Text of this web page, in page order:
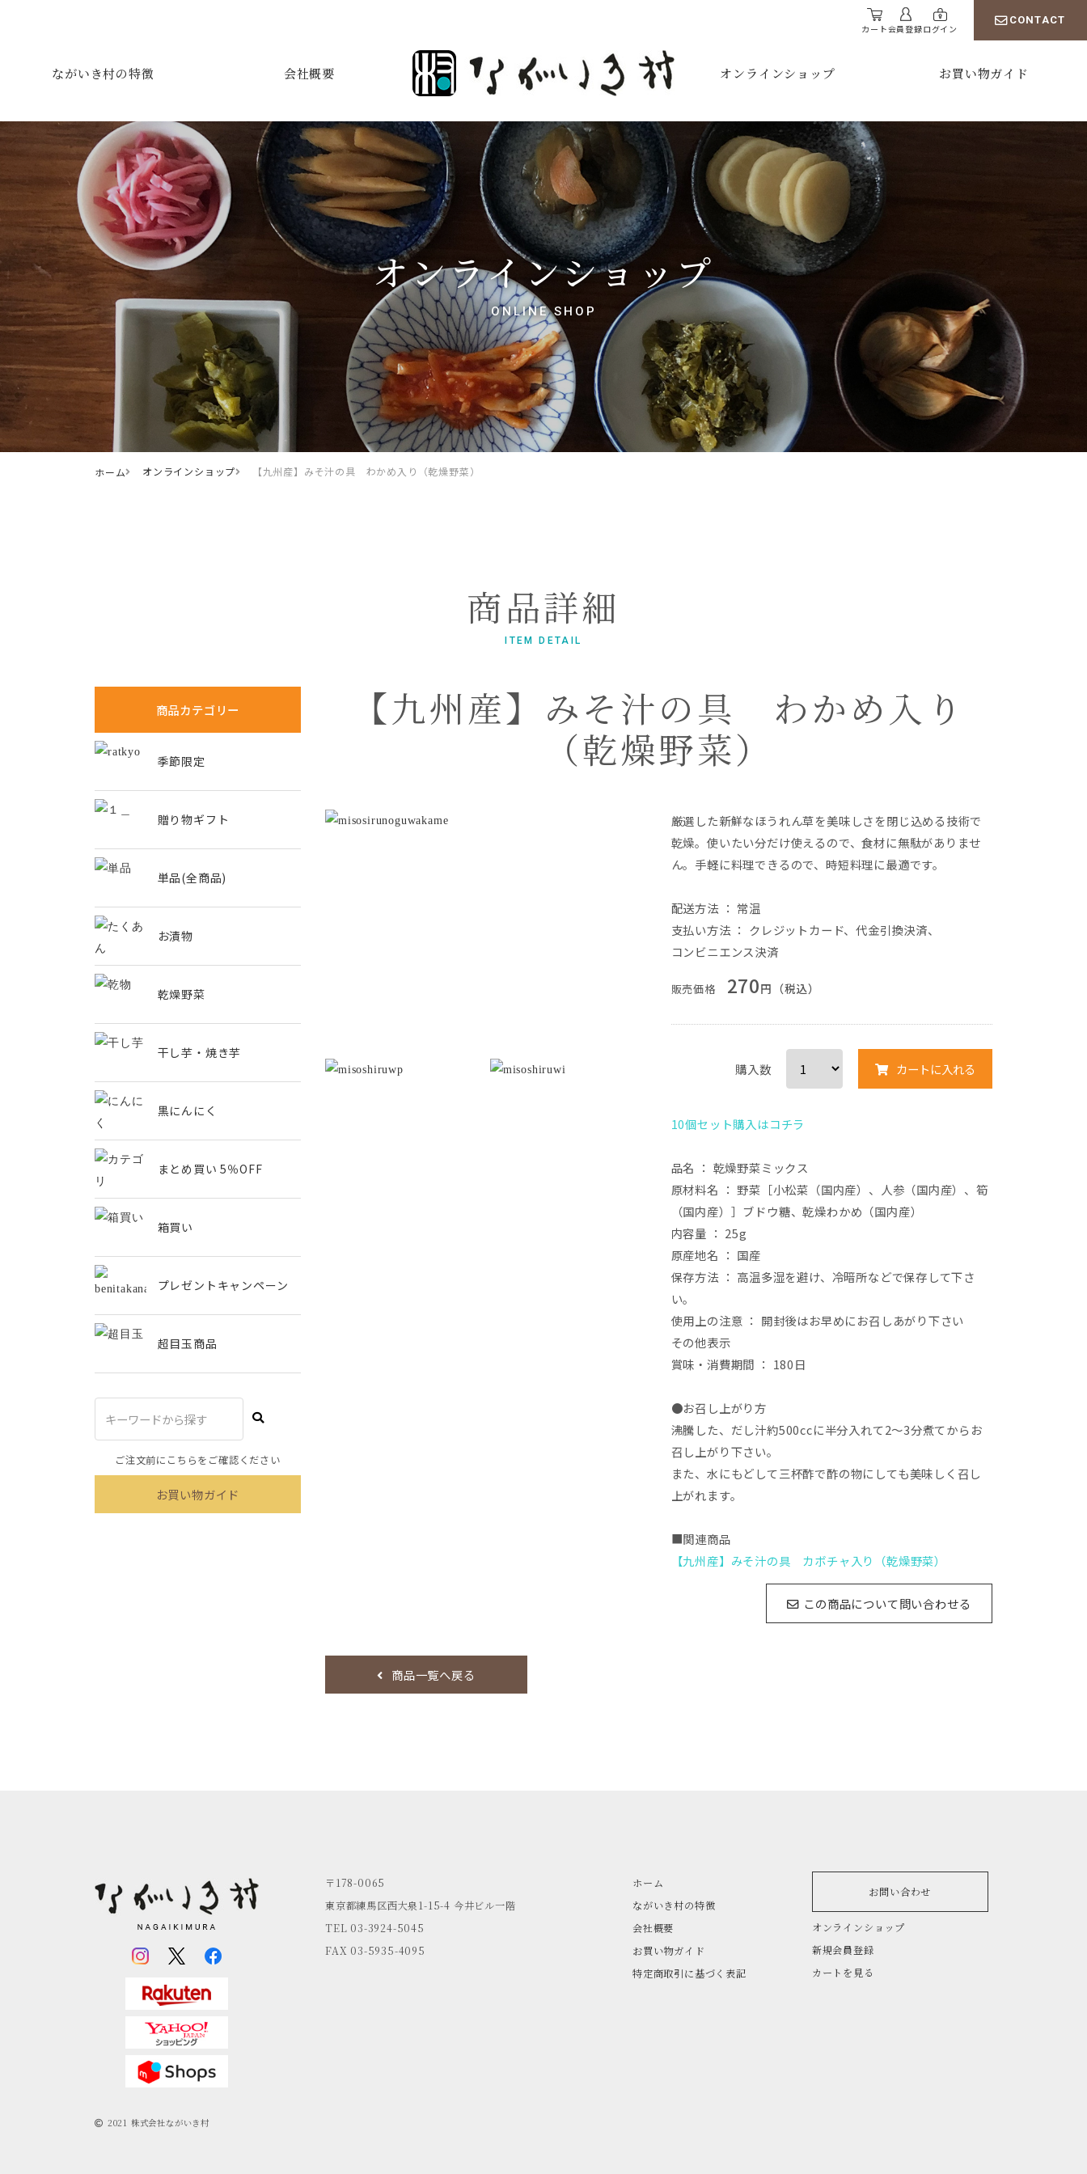
カート会員登録ログイン
CONTACT
ながいき村の特徴 会社概要 オンラインショップ お買い物ガイド
オンラインショップ
ONLINE SHOP
ホーム オンラインショップ 【九州産】みそ汁の具 わかめ入り（乾燥野菜）
商品詳細
ITEM DETAIL
商品カテゴリー
季節限定
贈り物ギフト
単品(全商品)
お漬物
乾燥野菜
干し芋・焼き芋
黒にんにく
まとめ買い 5％OFF
箱買い
プレゼントキャンペーン
超目玉商品
ご注文前にこちらをご確認ください
お買い物ガイド
【九州産】みそ汁の具 わかめ入り
（乾燥野菜）
厳選した新鮮なほうれん草を美味しさを閉じ込める技術で
乾燥。使いたい分だけ使えるので、食材に無駄がありませ
ん。手軽に料理できるので、時短料理に最適です。
配送方法 ： 常温
支払い方法 ： クレジットカード、代金引換決済、
コンビニエンス決済
販売価格 270円（税込）
購入数 カートに入れる
10個セット購入はコチラ
品名 ： 乾燥野菜ミックス
原材料名 ： 野菜［小松菜（国内産）、人参（国内産）、筍
（国内産）］ブドウ糖、乾燥わかめ（国内産）
内容量 ： 25g
原産地名 ： 国産
保存方法 ： 高温多湿を避け、冷暗所などで保存して下さ
い。
使用上の注意 ： 開封後はお早めにお召しあがり下さい
その他表示
賞味・消費期間 ： 180日
●お召し上がり方
沸騰した、だし汁約500ccに半分入れて2〜3分煮てからお
召し上がり下さい。
また、水にもどして三杯酢で酢の物にしても美味しく召し
上がれます。
■関連商品
【九州産】みそ汁の具 カボチャ入り（乾燥野菜）
この商品について問い合わせる
商品一覧へ戻る
〒178-0065
東京都練馬区西大泉1-15-4 今井ビル一階
TEL 03-3924-5045
FAX 03-5935-4095
ホーム
ながいき村の特徴
会社概要
お買い物ガイド
特定商取引に基づく表記
お問い合わせ
オンラインショップ
新規会員登録
カートを見る
2021 株式会社ながいき村